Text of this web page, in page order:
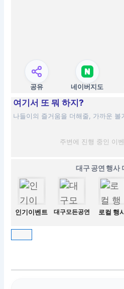
공유 네이버지도
여기서 또 뭐 하지?
나들이의 즐거움을 더해줄, 가까운 볼
주변에 진행 중인 이
대구 공연 행사
인기이벤트 대구모든공연 로컬 행